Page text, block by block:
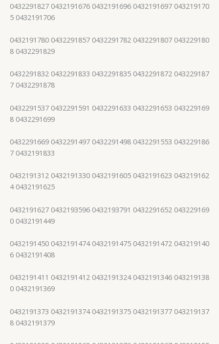
0432291827 0432191676 0432191696 0432191697 043219170
5 0432191706
0432191780 0432291857 0432291782 0432291807 043229180
8 0432291829
0432291832 0432291833 0432291835 0432291872 043229187
7 0432291878
0432291537 0432291591 0432291633 0432291653 043229169
8 0432291699
0432291669 0432291497 0432291498 0432291553 043229186
7 0432191833
0432191312 0432191330 0432191605 0432191623 043219162
4 0432191625
0432191627 0432193596 0432193791 0432291652 043229169
0 0432191449
0432191450 0432191474 0432191475 0432191472 043219140
6 0432191408
0432191411 0432191412 0432191324 0432191346 043219138
0 0432191369
0432191373 0432191374 0432191375 0432191377 043219137
8 0432191379